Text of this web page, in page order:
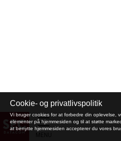
Cookie- og privatlivspolitik
Vi bruger cookies for at forbedre din oplevelse,
elementer på hjemmesiden og til at støtte
at benytte hjemmesiden accepterer du vores